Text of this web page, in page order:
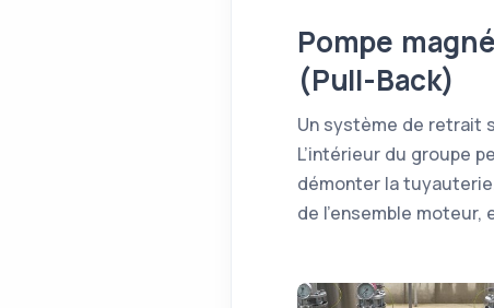
Pompe
(Pull-Back)
Un système de retrait
L’intérieur du groupe
démonter la
de l’ensemble